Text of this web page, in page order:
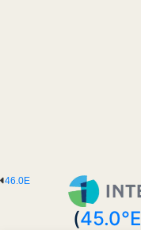
46.0E
(45.0°E